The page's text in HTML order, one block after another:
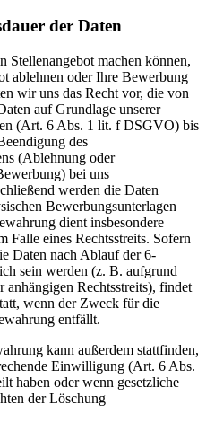
der Daten
Stellenangebot machen können,
ablehnen oder Ihre Bewerbung
wir uns das Recht vor, die von
auf Grundlage unserer
(Art. 6 Abs. 1 lit. f DSGVO) bis
des
(Ablehnung oder
bei uns
werden die Daten
Bewerbungsunterlagen
dient insbesondere
Falle eines Rechtsstreits. Sofern
Daten nach Ablauf der 6-
sein werden (z. B. aufgrund
anhängigen Rechtsstreits), findet
wenn der Zweck für die
entfällt.
kann außerdem stattfinden,
Einwilligung (Art. 6 Abs.
haben oder wenn gesetzliche
der Löschung